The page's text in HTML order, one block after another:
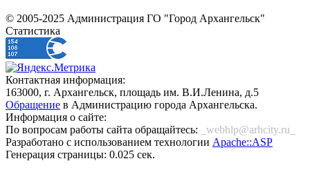
© 2005-2025 Администрация ГО "Город Архангельск"
Статистика
Контактная информация:
163000, г. Архангельск, площадь им. В.И.Ленина, д.5
Обращение в Администрацию города Архангельска.
Информация о сайте:
По вопросам работы сайта обращайтесь:
_webhlp@arhcity.ru_
Разработано с использованием технологии Apache::ASP
Генерация страницы: 0.025 сек.